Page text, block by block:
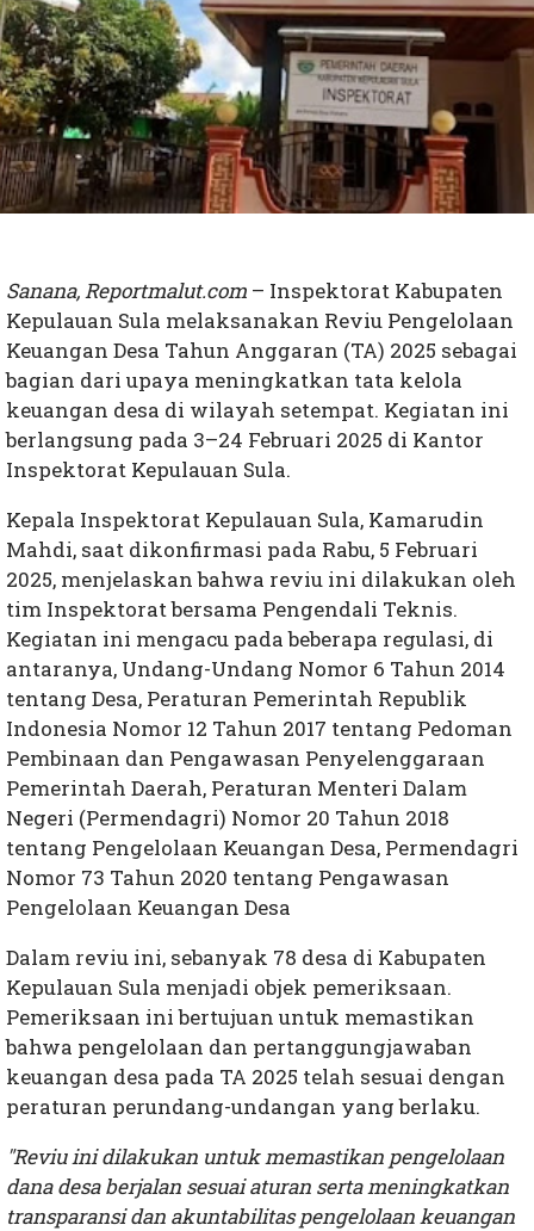
Sanana, Reportmalut.com – Inspektorat Kabupaten
Kepulauan Sula melaksanakan Reviu Pengelolaan
Keuangan Desa Tahun Anggaran (TA) 2025 sebagai
bagian dari upaya meningkatkan tata kelola
keuangan desa di wilayah setempat. Kegiatan ini
berlangsung pada 3–24 Februari 2025 di Kantor
Inspektorat Kepulauan Sula.
Kepala Inspektorat Kepulauan Sula, Kamarudin
Mahdi, saat dikonfirmasi pada Rabu, 5 Februari
2025, menjelaskan bahwa reviu ini dilakukan oleh
tim Inspektorat bersama Pengendali Teknis.
Kegiatan ini mengacu pada beberapa regulasi, di
antaranya, Undang-Undang Nomor 6 Tahun 2014
tentang Desa, Peraturan Pemerintah Republik
Indonesia Nomor 12 Tahun 2017 tentang Pedoman
Pembinaan dan Pengawasan Penyelenggaraan
Pemerintah Daerah, Peraturan Menteri Dalam
Negeri (Permendagri) Nomor 20 Tahun 2018
tentang Pengelolaan Keuangan Desa, Permendagri
Nomor 73 Tahun 2020 tentang Pengawasan
Pengelolaan Keuangan Desa
Dalam reviu ini, sebanyak 78 desa di Kabupaten
Kepulauan Sula menjadi objek pemeriksaan.
Pemeriksaan ini bertujuan untuk memastikan
bahwa pengelolaan dan pertanggungjawaban
keuangan desa pada TA 2025 telah sesuai dengan
peraturan perundang-undangan yang berlaku.
"Reviu ini dilakukan untuk memastikan pengelolaan
dana desa berjalan sesuai aturan serta meningkatkan
transparansi dan akuntabilitas pengelolaan keuangan